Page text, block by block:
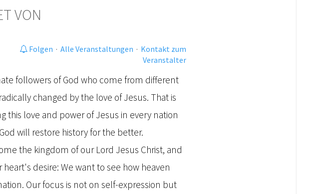
VON
Folgen · Alle Veranstaltungen · Kontakt zum
Veranstalter
followers of God who come from different
changed by the love of Jesus. That is
this love and power of Jesus in every nation
will restore history for the better.
the kingdom of our Lord Jesus Christ, and
desire: We want to see how heaven
Our focus is not on self-expression but